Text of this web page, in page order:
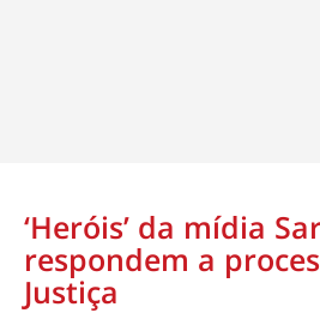
‘Heróis’ da mídia
respondem a
Justiça